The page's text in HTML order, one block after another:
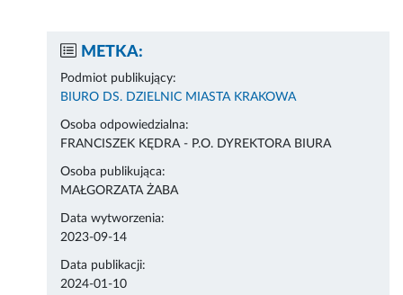
METKA:
Podmiot publikujący:
BIURO DS. DZIELNIC MIASTA KRAKOWA
Osoba odpowiedzialna:
FRANCISZEK KĘDRA - P.O. DYREKTORA BIURA
Osoba publikująca:
MAŁGORZATA ŻABA
Data wytworzenia:
2023-09-14
Data publikacji:
2024-01-10